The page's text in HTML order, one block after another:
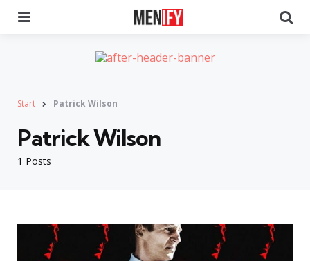
Start Patrick Wilson
1 Posts
Patrick Wilson